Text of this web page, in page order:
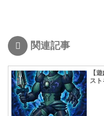
関連記事
【
スト